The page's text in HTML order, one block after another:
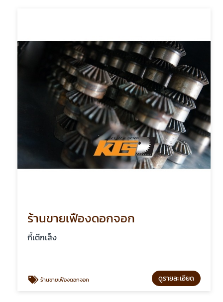
ร้านขายเฟืองดอกจอก
กี้เต๊กเส็ง
ร้านขายเฟืองดอกจอก ดูรายละเอียด